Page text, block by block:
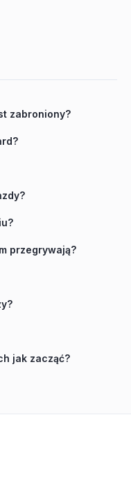
zabroniony?
przegrywają?
jak zacząć?